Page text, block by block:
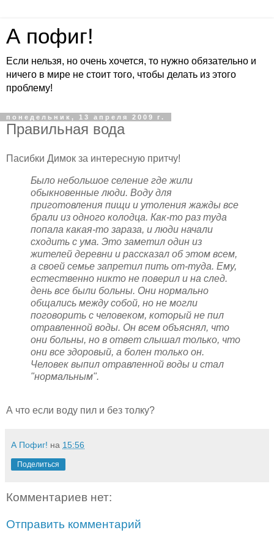
А пофиг!
Если нельзя, но очень хочется, то нужно обязательно и
ничего в мире не стоит того, чтобы делать из этого
проблему!
понедельник, 13 апреля 2009 г.
Правильная вода
Пасибки Димок за интересную притчу!
Было небольшое селение где жили
обыкновенные люди. Воду для
приготовления пищи и утоления жажды все
брали из одного колодца. Как-то раз туда
попала какая-то зараза, и люди начали
сходить с ума. Это заметил один из
жителей деревни и рассказал об этом всем,
а своей семье запретил пить от-туда. Ему,
естественно никто не поверил и на след.
день все были больны. Они нормально
общались между собой, но не могли
поговорить с человеком, который не пил
отравленной воды. Он всем объяснял, что
они больны, но в ответ слышал только, что
они все здоровый, а болен только он.
Человек выпил отравленной воды и стал
"нормальным".
А что если воду пил и без толку?
А Пофиг! на 15:56
Поделиться
Комментариев нет:
Отправить комментарий